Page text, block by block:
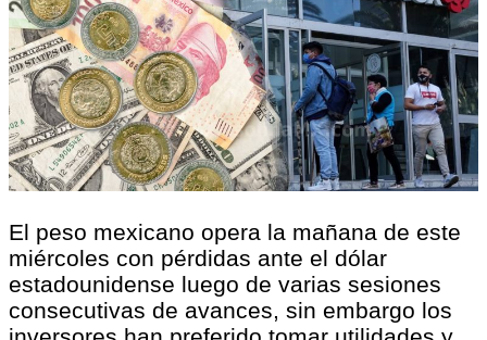
El peso mexicano opera la mañana de este
miércoles con pérdidas ante el dólar
estadounidense luego de varias sesiones
consecutivas de avances, sin embargo los